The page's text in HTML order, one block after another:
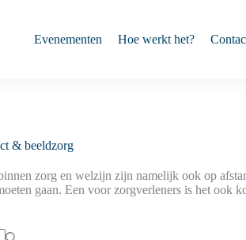
Evenementen Hoe werkt het?
& beeldzorg
zorg en welzijn zijn namelijk ook op
gaan. Een voor zorgverleners is het ook